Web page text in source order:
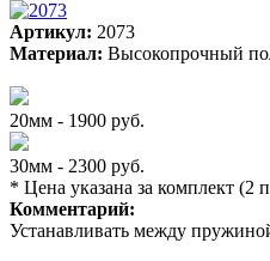
Артикул: 2073
Материал: Высокопрочный
20мм - 1900 руб.
30мм - 2300 руб.
* Цена указана за комплект (2
Комментарий:
Устанавливать между